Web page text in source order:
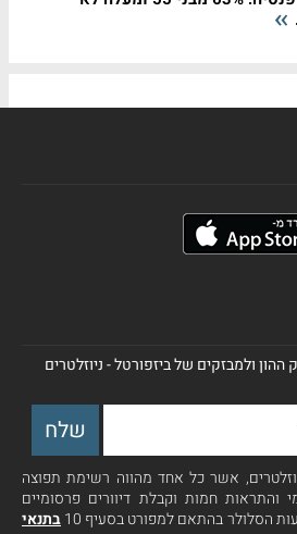
ולמבזקים של ביזפורטל - ניוזלטרים
אשר כל אחד מהווה רשימת תפוצה
והתראות חמות וקבלת דיוורים פרסומיים
הסלולר בהתאם למפורט בסעיף 10
בתנאי